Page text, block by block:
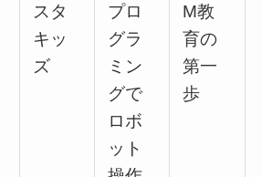
スタ
キッ
ズ
プロ
グラ
ミン
グで
ロボ
ット
M教
育の
第一
歩